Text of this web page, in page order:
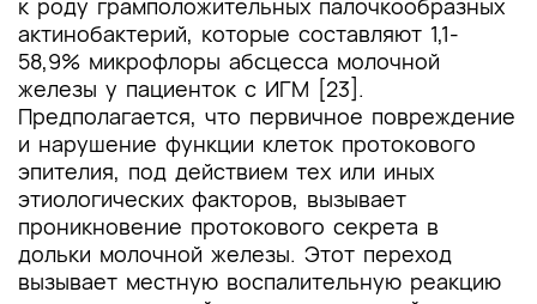
к роду грамположительных палочкообразных
актинобактерий, которые составляют 1,1-
58,9% микрофлоры абсцесса молочной
железы у пациенток с ИГМ [23].
Предполагается, что первичное повреждение
и нарушение функции клеток протокового
эпителия, под действием тех или иных
этиологических факторов, вызывает
проникновение протокового секрета в
дольки молочной железы. Этот переход
вызывает местную воспалительную реакцию